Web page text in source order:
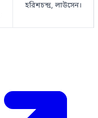
হরিশচন্দ্র, লাউসেন।